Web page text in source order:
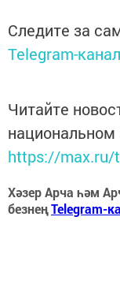
Следите за
Telegram-
Читайте
https://max.ru/
Хәзер Арча һәм
безнеңTelegram-